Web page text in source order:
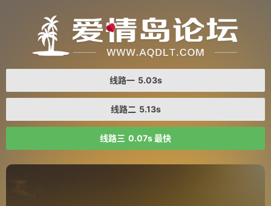
线路一 5.03s
线路二 5.13s
线路三 0.07s 最快